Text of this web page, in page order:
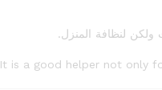
ولكن لنظافة المنزل.
It is a good helper not only